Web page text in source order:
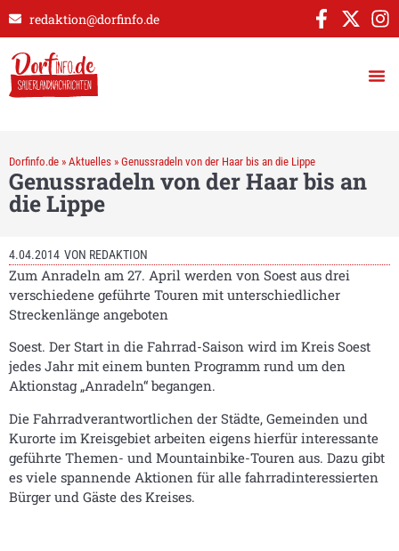
redaktion@dorfinfo.de
Dorfinfo.de » Aktuelles » Genussradeln von der Haar bis an die Lippe
Genussradeln von der Haar bis an
die Lippe
4.04.2014 VON REDAKTION
Zum Anradeln am 27. April werden von Soest aus drei
verschiedene geführte Touren mit unterschiedlicher
Streckenlänge angeboten
Soest. Der Start in die Fahrrad-Saison wird im Kreis Soest
jedes Jahr mit einem bunten Programm rund um den
Aktionstag „Anradeln“ begangen.
Die Fahrradverantwortlichen der Städte, Gemeinden und
Kurorte im Kreisgebiet arbeiten eigens hierfür interessante
geführte Themen- und Mountainbike-Touren aus. Dazu gibt
es viele spannende Aktionen für alle fahrradinteressierten
Bürger und Gäste des Kreises.